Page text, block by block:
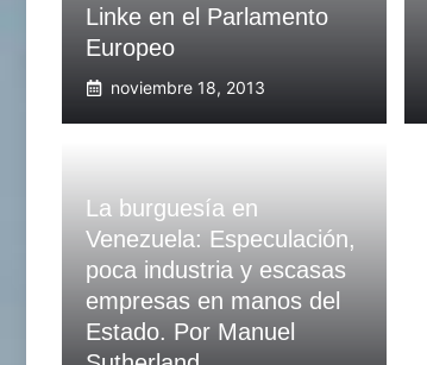
Linke en el Parlamento
Europeo
noviembre 18, 2013
La burguesía en
Venezuela: Especulación,
poca industria y escasas
empresas en manos del
Estado. Por Manuel